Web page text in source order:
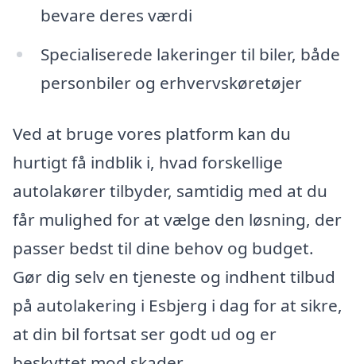
bevare deres værdi
Specialiserede lakeringer til biler, både
personbiler og erhvervskøretøjer
Ved at bruge vores platform kan du
hurtigt få indblik i, hvad forskellige
autolakører tilbyder, samtidig med at du
får mulighed for at vælge den løsning, der
passer bedst til dine behov og budget.
Gør dig selv en tjeneste og indhent tilbud
på autolakering i Esbjerg i dag for at sikre,
at din bil fortsat ser godt ud og er